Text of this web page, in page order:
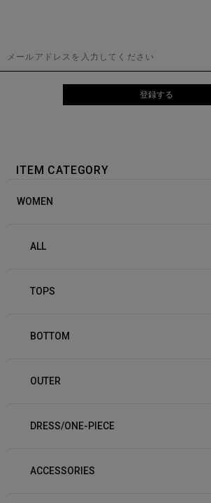
ITEM CATEGORY
WOMEN
ALL
TOPS
BOTTOM
OUTER
DRESS/ONE-PIECE
ACCESSORIES